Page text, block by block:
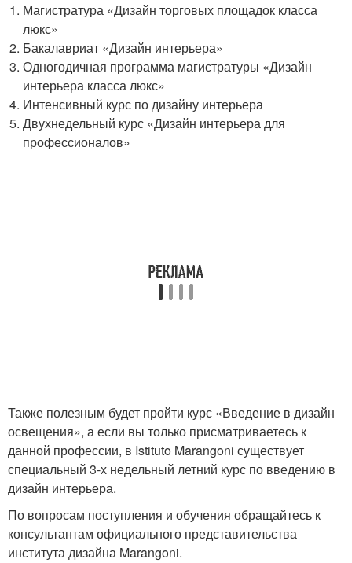
Магистратура «Дизайн торговых площадок класса
люкс»
Бакалавриат «Дизайн интерьера»
Одногодичная программа магистратуры «Дизайн
интерьера класса люкс»
Интенсивный курс по дизайну интерьера
Двухнедельный курс «Дизайн интерьера для
профессионалов»
Также полезным будет пройти курс «Введение в дизайн
освещения», а если вы только присматриваетесь к
данной профессии, в Istituto Marangoni существует
специальный 3-х недельный летний курс по введению в
дизайн интерьера.
По вопросам поступления и обучения обращайтесь к
консультантам официального представительства
института дизайна Marangoni.